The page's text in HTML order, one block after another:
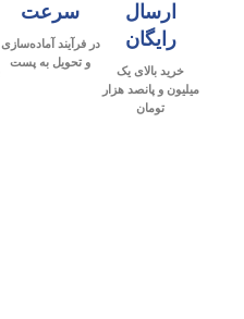
ارسال
رایگان
خرید بالای یک
میلیون و پانصد هزار
تومان
سرعت
در فرآیند آماده‌سازی
و تحویل به پست